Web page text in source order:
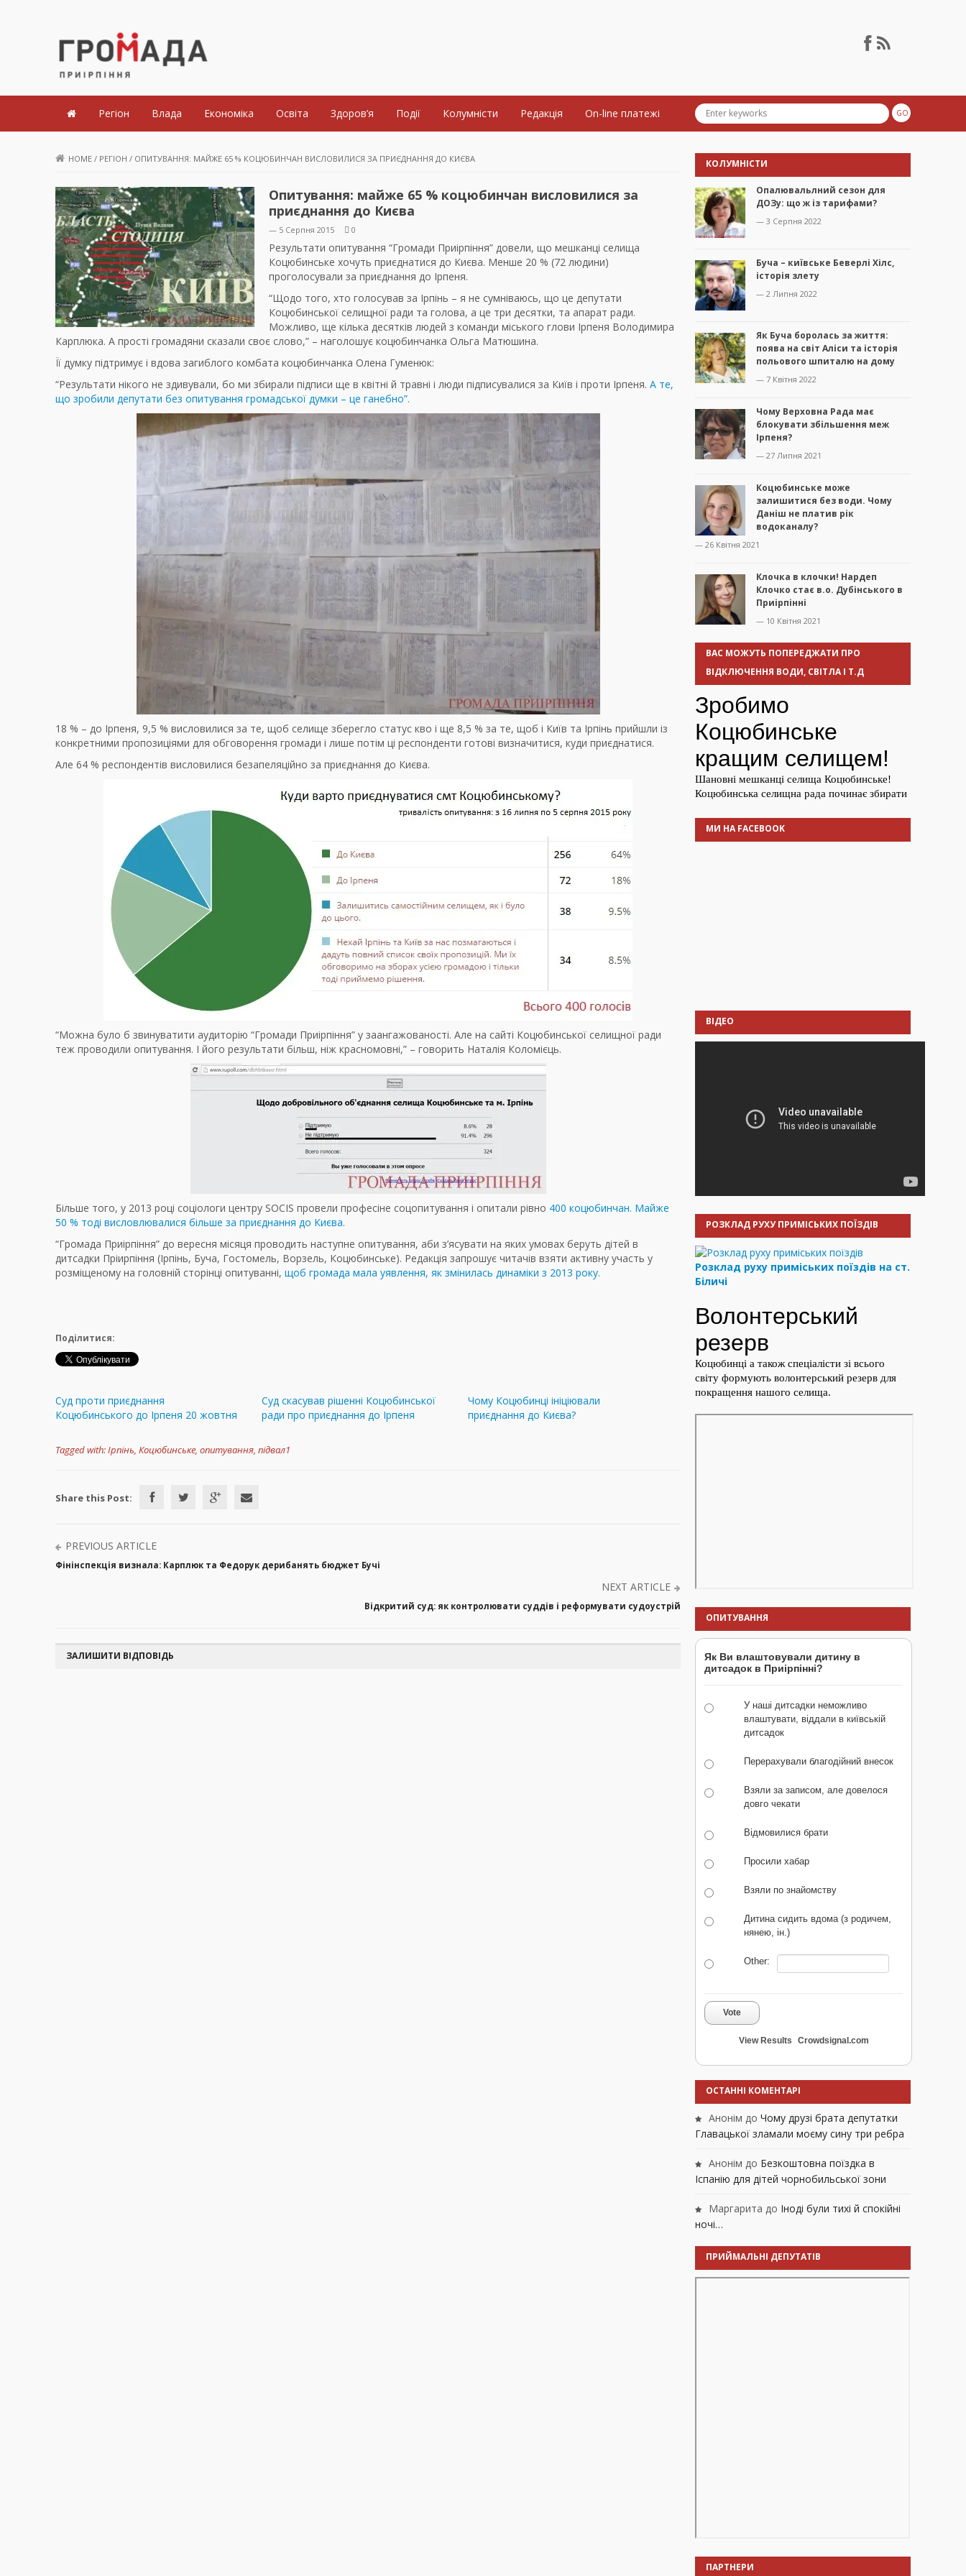
Громада Приірпіння
Регіон Влада Економіка Освіта Здоров’я Події Колумністи Редакція On-line платежі
HOME / РЕГІОН / ОПИТУВАННЯ: МАЙЖЕ 65 % КОЦЮБИНЧАН ВИСЛОВИЛИСЯ ЗА ПРИЄДНАННЯ ДО КИЄВА
Опитування: майже 65 % коцюбинчан висловилися за
приєднання до Києва
— 5 Серпня 2015 0
Результати опитування “Громади Приірпіння” довели, що мешканці селища
Коцюбинське хочуть приєднатися до Києва. Менше 20 % (72 людини)
проголосували за приєднання до Ірпеня.
“Щодо того, хто голосував за Ірпінь – я не сумніваюсь, що це депутати
Коцюбинської селищної ради та голова, а це три десятки, та апарат ради.
Можливо, ще кілька десятків людей з команди міського глови Ірпеня Володимира
Карплюка. А прості громадяни сказали своє слово,” – наголошує коцюбинчанка Ольга Матюшина.
Її думку підтримує і вдова загиблого комбата коцюбинчанка Олена Гуменюк:
“Результати нікого не здивували, бо ми збирали підписи ще в квітні й травні і люди підписувалися за Київ і проти Ірпеня. А те,
що зробили депутати без опитування громадської думки – це ганебно”.
18 % – до Ірпеня, 9,5 % висловилися за те, щоб селище зберегло статус кво і ще 8,5 % за те, щоб і Київ та Ірпінь прийшли із
конкретними пропозиціями для обговорення громади і лише потім ці респонденти готові визначитися, куди приєднатися.
Але 64 % респондентів висловилися безапеляційно за приєднання до Києва.
“Можна було б звинуватити аудиторію “Громади Приірпіння” у заангажованості. Але на сайті Коцюбинської селищної ради
теж проводили опитування. І його результати більш, ніж красномовні,” – говорить Наталія Коломієць.
Більше того, у 2013 році соціологи центру SOCIS провели професіне соцопитування і опитали рівно 400 коцюбинчан. Майже
50 % тоді висловлювалися більше за приєднання до Києва.
“Громада Приірпіння” до вересня місяця проводить наступне опитування, аби з’ясувати на яких умовах беруть дітей в
дитсадки Пріирпіння (Ірпінь, Буча, Гостомель, Ворзель, Коцюбинське). Редакція запрошує читачів взяти активну участь у
розміщеному на головній сторінці опитуванні, щоб громада мала уявлення, як змінилась динаміки з 2013 року.
Поділитися:
Суд проти приєднання
Коцюбинського до Ірпеня 20 жовтня
Суд скасував рішенні Коцюбинської
ради про приєднання до Ірпеня
Чому Коцюбинці ініціювали
приєднання до Києва?
Tagged with:Ірпінь, Коцюбинське, опитування, підвал1
Share this Post:
PREVIOUS ARTICLE
Фінінспекція визнала: Карплюк та Федорук дерибанять бюджет Бучі
NEXT ARTICLE
Відкритий суд: як контролювати суддів і реформувати судоустрій
ЗАЛИШИТИ ВІДПОВІДЬ
КОЛУМНІСТИ
Опалювальлний сезон для
ДОЗу: що ж із тарифами?
— 3 Серпня 2022
Буча – київське Беверлі Хілс,
історія злету
— 2 Липня 2022
Як Буча боролась за життя:
поява на світ Аліси та історія
польового шпиталю на дому
— 7 Квітня 2022
Чому Верховна Рада має
блокувати збільшення меж
Ірпеня?
— 27 Липня 2021
Коцюбинське може
залишитися без води. Чому
Даніш не платив рік
водоканалу?
— 26 Квітня 2021
Клочка в клочки! Нардеп
Клочко стає в.о. Дубінського в
Приірпінні
— 10 Квітня 2021
ВАС МОЖУТЬ ПОПЕРЕДЖАТИ ПРО
ВІДКЛЮЧЕННЯ ВОДИ, СВІТЛА І Т.Д
МИ НА FACEBOOK
ВІДЕО
РОЗКЛАД РУХУ ПРИМІСЬКИХ ПОЇЗДІВ
Розклад руху приміських поїздів на ст.
Біличі
ОПИТУВАННЯ
Як Ви влаштовували дитину в
дитсадок в Приірпінні?
У наші дитсадки неможливо
влаштувати, віддали в київській
дитсадок
Перерахували благодійний внесок
Взяли за записом, але довелося
довго чекати
Відмовилися брати
Просили хабар
Взяли по знайомству
Дитина сидить вдома (з родичем,
нянею, ін.)
Other:
Vote
View Results Crowdsignal.com
ОСТАННІ КОМЕНТАРІ
Анонім до Чому друзі брата депутатки
Главацької зламали моєму сину три ребра
Анонім до Безкоштовна поїздка в
Іспанію для дітей чорнобильської зони
Маргарита до Іноді були тихі й спокійні
ночі…
ПРИЙМАЛЬНІ ДЕПУТАТІВ
ПАРТНЕРИ